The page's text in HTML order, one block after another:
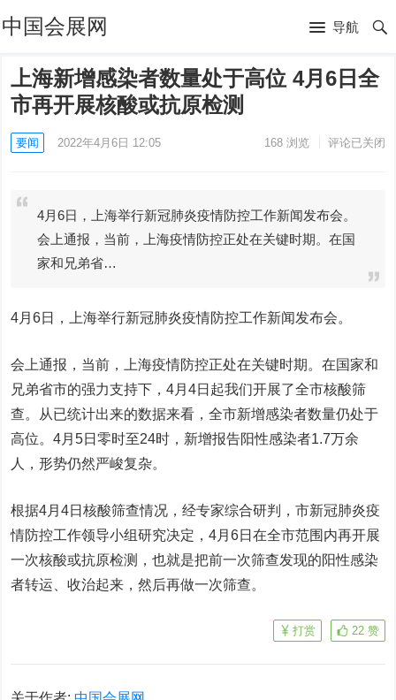
中国会展网 导航
上海新增感染者数量处于高位 4月6日全
市再开展核酸或抗原检测
要闻 2022年4月6日 12:05 168浏览 评论已关闭
4月6日，上海举行新冠肺炎疫情防控工作新闻发布会。
会上通报，当前，上海疫情防控正处在关键时期。在国
家和兄弟省…
4月6日，上海举行新冠肺炎疫情防控工作新闻发布会。
会上通报，当前，上海疫情防控正处在关键时期。在国家和
兄弟省市的强力支持下，4月4日起我们开展了全市核酸筛
查。从已统计出来的数据来看，全市新增感染者数量仍处于
高位。4月5日零时至24时，新增报告阳性感染者1.7万余
人，形势仍然严峻复杂。
根据4月4日核酸筛查情况，经专家综合研判，市新冠肺炎疫
情防控工作领导小组研究决定，4月6日在全市范围内再开展
一次核酸或抗原检测，也就是把前一次筛查发现的阳性感染
者转运、收治起来，然后再做一次筛查。
22 赞
打赏